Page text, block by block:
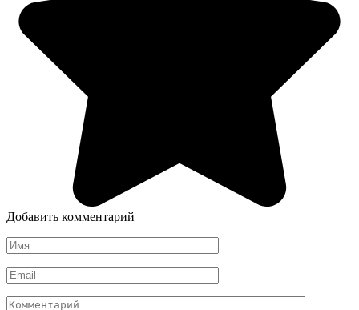
Добавить комментарий
Имя
*
Email
*
Комментарий